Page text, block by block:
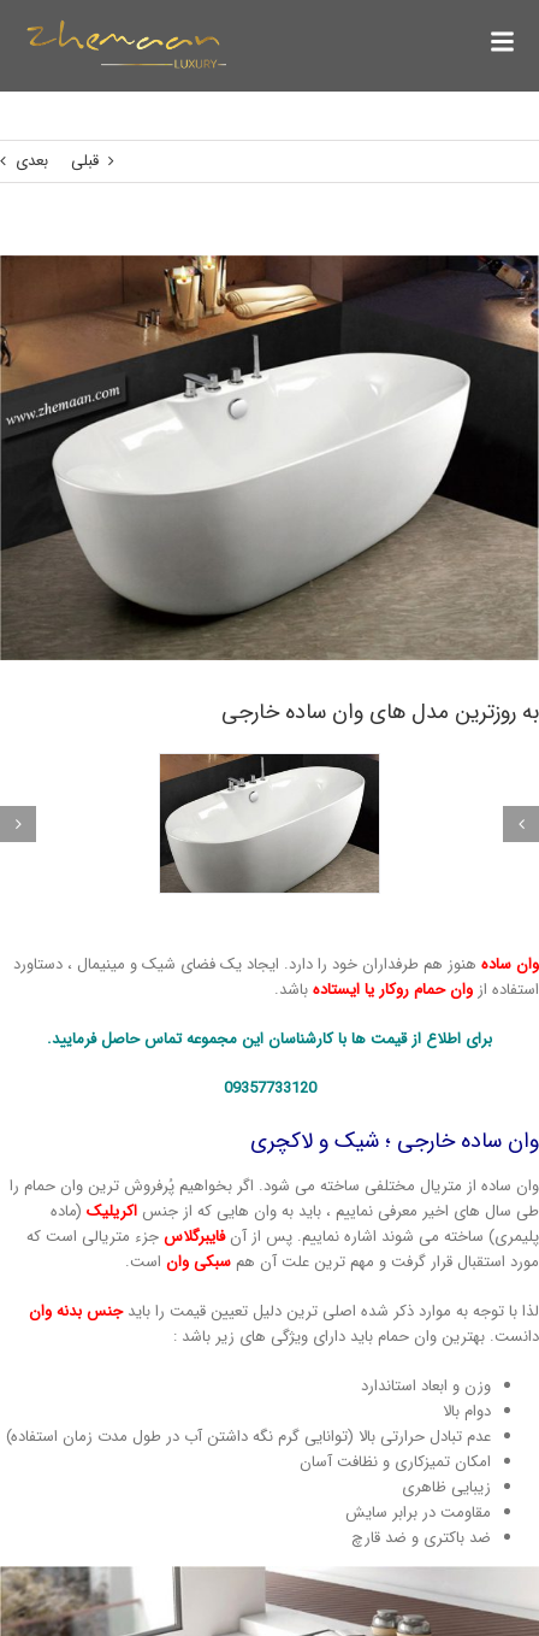
قبلی بعدی
روزترین مدل های وان ساده خارجی
سادههنوز هم طرفداران خود را دارد. ایجاد یک فضای شیک و مینیمال ، دستاورد
ازوان حمام روکار یا ایستادهباشد.
برای اطلاع از قیمت ها با کارشناسان این مجموعه تماس حاصل فرمایید.
09357733120
ساده خارجی ؛ شیک و لاکچری
ساده از متریال مختلفی ساخته می شود. اگر بخواهیم پُرفروش ترین وان حمام را
سال های اخیر معرفی نماییم ، باید به وان هایی که از جنس اکریلیک(ماده
ساخته می شوند اشاره نماییم. پس از آنفایبرگلاسجزء متریالی است که
استقبال قرار گرفت و مهم ترین علت آن هم سبکی واناست.
با توجه به موارد ذکر شده اصلی ترین دلیل تعیین قیمت را بایدجنس بدنه وان
بهترین وان حمام باید دارای ویژگی های زیر باشد :
وزن و ابعاد استاندارد
دوام بالا
عدم تبادل حرارتی بالا (توانایی گرم نگه داشتن آب در طول مدت زمان استفاده)
امکان تمیزکاری و نظافت آسان
زیبایی ظاهری
مقاومت در برابر سایش
ضد باکتری و ضد قارچ